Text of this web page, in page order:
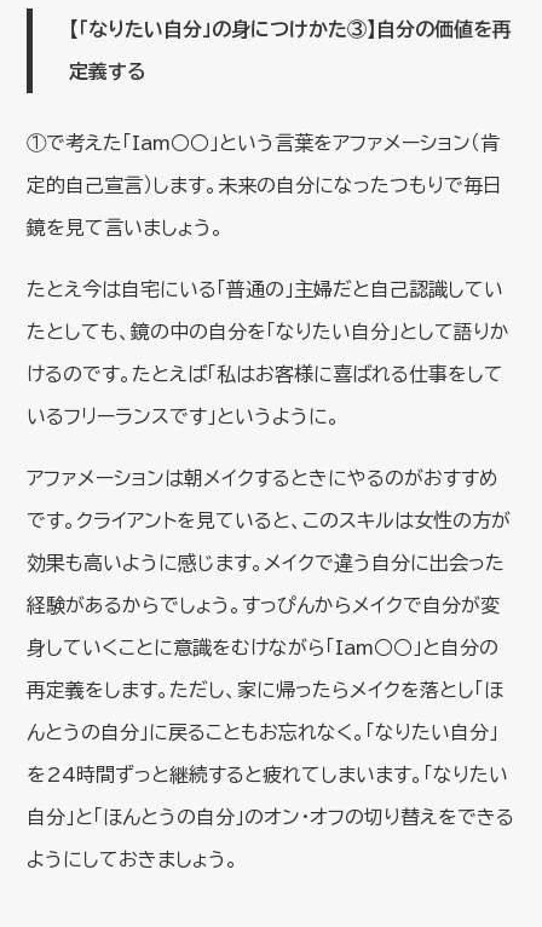
【「なりたい自分」の身につけかた③】自分の価値を再
定義する
①で考えた「Iam○○」という言葉をアファメーション（肯
定的自己宣言）します。未来の自分になったつもりで毎日
鏡を見て言いましょう。
たとえ今は自宅にいる「普通の」主婦だと自己認識してい
たとしても、鏡の中の自分を「なりたい自分」として語りか
けるのです。たとえば「私はお客様に喜ばれる仕事をして
いるフリーランスです」というように。
アファメーションは朝メイクするときにやるのがおすすめ
です。クライアントを見ていると、このスキルは女性の方が
効果も高いように感じます。メイクで違う自分に出会った
経験があるからでしょう。すっぴんからメイクで自分が変
身していくことに意識をむけながら「Iam○○」と自分の
再定義をします。ただし、家に帰ったらメイクを落とし「ほ
んとうの自分」に戻ることもお忘れなく。「なりたい自分」
を24時間ずっと継続すると疲れてしまいます。「なりたい
自分」と「ほんとうの自分」のオン・オフの切り替えをできる
ようにしておきましょう。